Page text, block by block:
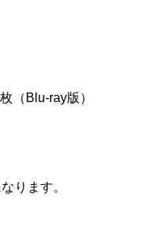
l（Blu-ray版）
ります。